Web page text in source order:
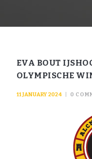
EVA BOUT
OLYMPISCHE
11 JANUARY 2024 0